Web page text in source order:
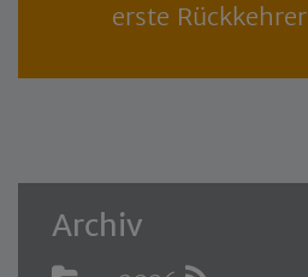
erste Rückkehrer
Archiv